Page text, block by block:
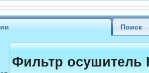
Поиск
Фильтр осушитель